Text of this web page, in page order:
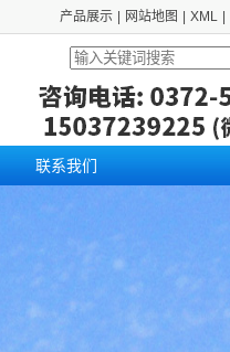
产品展示 网站地图 XML
联系我们